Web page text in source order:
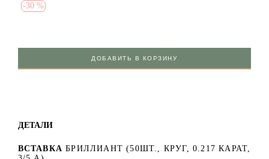
-30 %
ДОБАВИТЬ В КОРЗИНУ
ДЕТАЛИ
ВСТАВКА БРИЛЛИАНТ (50ШТ., КРУГ, 0.217 КАРАТ,